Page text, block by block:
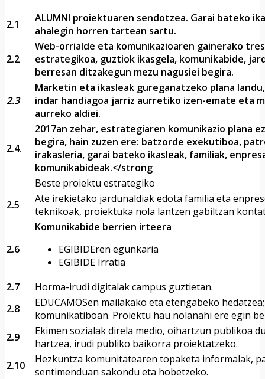
2.1
ALUMNI proiektuaren sendotzea. Garai bateko
ahalegin horren tartean sartu.
2.2
Web-orrialde eta komunikazioaren gainerako
estrategikoa, guztiok ikasgela, komunikabide,
berresan ditzakegun mezu nagusiei begira.
2.3
Marketin eta ikasleak gureganatzeko plana
indar handiagoa jarriz aurretiko izen-emate eta
aurreko aldiei.
2.4.
2017an zehar, estrategiaren komunikazio plana
begira, hain zuzen ere: batzorde exekutiboa,
irakasleria, garai bateko ikasleak, familiak,
komunikabideak.</strong
Beste proiektu estrategiko
2.5
Ate irekietako jardunaldiak edota familia eta
teknikoak, proiektuka nola lantzen gabiltzan
2.6
Komunikabide berrien irteera
EGIBIDEren egunkaria
EGIBIDE Irratia
2.7
Horma-irudi digitalak campus guztietan.
2.8
EDUCAMOSen mailakako eta etengabeko
komunikatiboan. Proiektu hau nolanahi ere egin
2.9
Ekimen sozialak direla medio, oihartzun publikoa
hartzea, irudi publiko baikorra proiektatzeko.
2.10
Hezkuntza komunitatearen topaketa informalak,
sentimenduan sakondu eta hobetzeko.